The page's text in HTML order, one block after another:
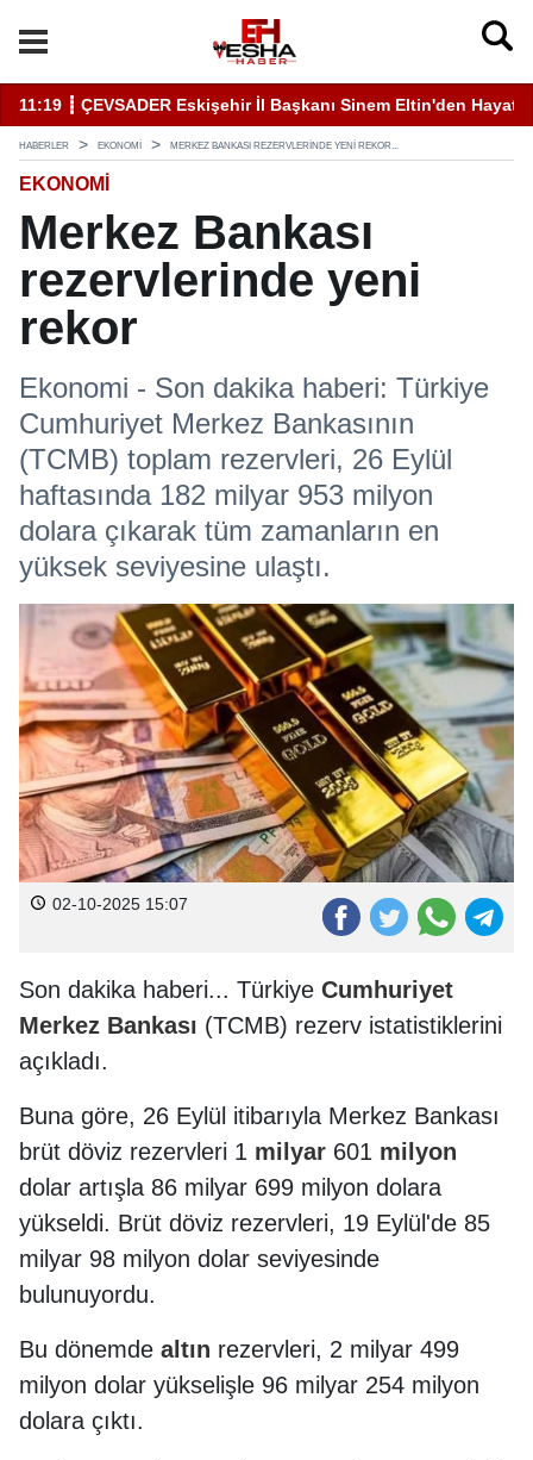
11:19 ┋ ÇEVSADER Eskişehir İl Başkanı Sinem Eltin'den
HABERLER EKONOMI MERKEZ BANKASI REZERVLERINDE YENI REKOR...
EKONOMI
Merkez Bankası
rezervlerinde yeni
rekor
Ekonomi - Son dakika haberi: Türkiye
Cumhuriyet Merkez Bankasının
(TCMB) toplam rezervleri, 26 Eylül
haftasında 182 milyar 953 milyon
dolara çıkarak tüm zamanların en
yüksek seviyesine ulaştı.
02-10-2025 15:07
Son dakika haberi... Türkiye Cumhuriyet
Merkez Bankası (TCMB) rezerv istatistiklerini
açıkladı.
Buna göre, 26 Eylül itibarıyla Merkez Bankası
brüt döviz rezervleri 1 milyar 601 milyon
dolar artışla 86 milyar 699 milyon dolara
yükseldi. Brüt döviz rezervleri, 19 Eylül'de 85
milyar 98 milyon dolar seviyesinde
bulunuyordu.
Bu dönemde altın rezervleri, 2 milyar 499
milyon dolar yükselişle 96 milyar 254 milyon
dolara çıktı.